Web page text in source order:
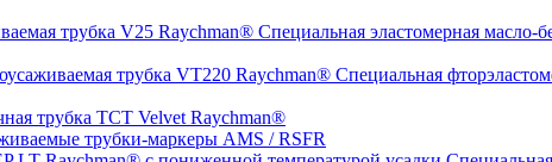
Специальная эластомерная масло-
Специальная
трубка TCT Velvet Raychman®
трубки-маркеры AMS / RSFR